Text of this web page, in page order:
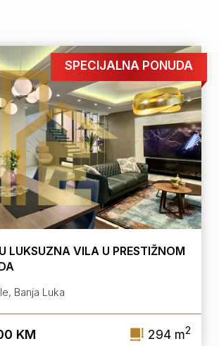
SPECIJALNA PONUDA
LUKSUZNA VILA U PRESTIŽNOM
Banja Luka
KM 294 m2